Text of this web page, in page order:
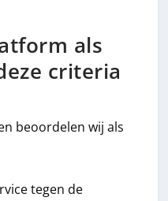
als
criteria
beoordelen wij als
tegen de